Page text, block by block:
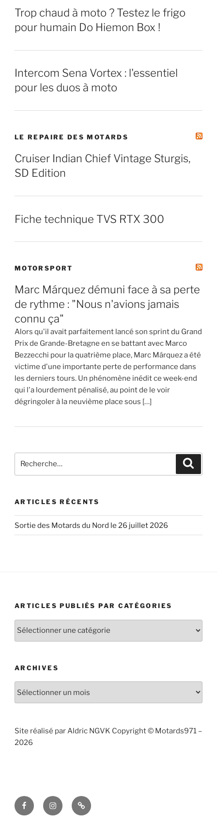
Trop chaud à moto ? Testez le frigo
pour humain Do Hiemon Box !
Intercom Sena Vortex : l'essentiel
pour les duos à moto
LE REPAIRE DES MOTARDS
Cruiser Indian Chief Vintage Sturgis,
SD Edition
Fiche technique TVS RTX 300
MOTORSPORT
Marc Márquez démuni face à sa perte
de rythme : "Nous n'avions jamais
connu ça"
Alors qu'il avait parfaitement lancé son sprint du Grand
Prix de Grande-Bretagne en se battant avec Marco
Bezzecchi pour la quatrième place, Marc Márquez a été
victime d'une importante perte de performance dans
les derniers tours. Un phénomène inédit ce week-end
qui l'a lourdement pénalisé, au point de le voir
dégringoler à la neuvième place sous […]
pour
ARTICLES RÉCENTS
Sortie des Motards du Nord le 26 juillet 2026
ARTICLES PUBLIÉS PAR CATÉGORIES
Articles
ARCHIVES
Site réalisé par Aldric NGVK Copyright © Motards971 –
2026
FacebookInstagramContact